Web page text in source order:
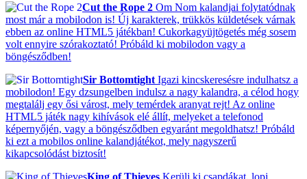
Cut the Rope 2 Om Nom kalandjai folytatódnak
most már a mobilodon is! Új karakterek, trükkös küldetések várnak
ebben az online HTML5 játékban! Cukorkagyüjtögetés még sosem
volt ennyire szórakoztató! Próbáld ki mobilodon vagy a
böngésződben!
Sir Bottomtight Igazi kincskeresésre indulhatsz a
mobilodon! Egy dzsungelben indulsz a nagy kalandra, a célod hogy
megtalálj egy ősi várost, mely temérdek aranyat rejt! Az online
HTML5 játék nagy kihívások elé állít, melyeket a telefonod
képernyőjén, vagy a böngésződben egyaránt megoldhatsz! Próbáld
ki ezt a mobilos online kalandjátékot, mely nagyszerű
kikapcsolódást biztosít!
King of Thieves Kerülj ki csapdákat, lopj